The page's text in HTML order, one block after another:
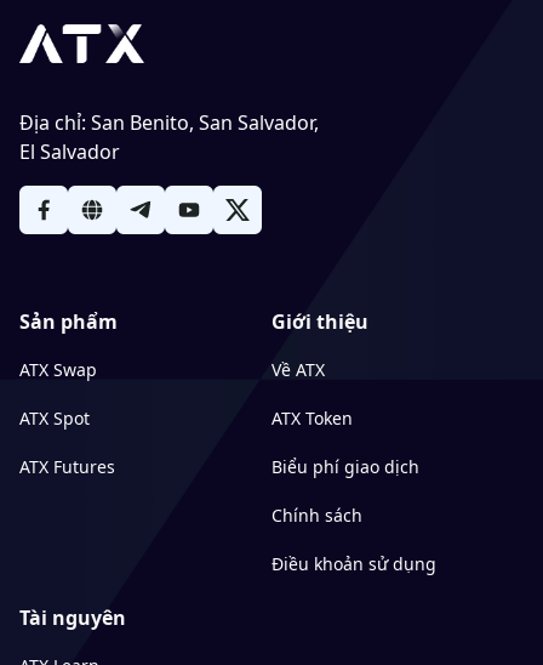
Sản phẩm
ATX Swap
ATX Spot
ATX Futures
Giới thiệu
Về ATX
ATX Token
Biểu phí giao dịch
Chính sách
Điều khoản sử dụng
Tài nguyên
Địa chỉ: San Benito, San Salvador,
El Salvador